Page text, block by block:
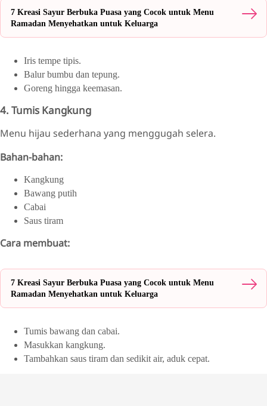
7 Kreasi Sayur Berbuka Puasa yang Cocok untuk Menu
Ramadan Menyehatkan untuk Keluarga
Iris tempe tipis.
Balur bumbu dan tepung.
Goreng hingga keemasan.
4. Tumis Kangkung
Menu hijau sederhana yang menggugah selera.
Bahan-bahan:
Kangkung
Bawang putih
Cabai
Saus tiram
Cara membuat:
7 Kreasi Sayur Berbuka Puasa yang Cocok untuk Menu
Ramadan Menyehatkan untuk Keluarga
Tumis bawang dan cabai.
Masukkan kangkung.
Tambahkan saus tiram dan sedikit air, aduk cepat.